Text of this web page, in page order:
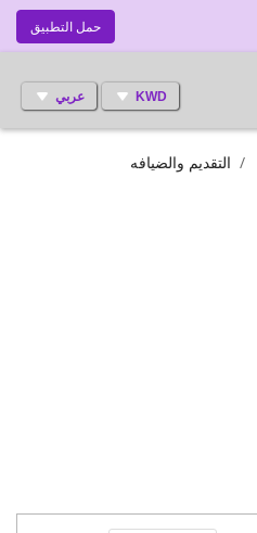
حمل التطبيق
KWD عربي
التقديم والضيافه